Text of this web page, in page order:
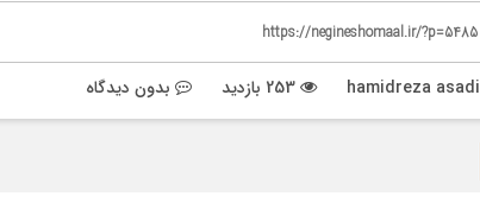
https://negineshomaal.ir/?p=5485
hamidreza asadi بدون دیدگاه